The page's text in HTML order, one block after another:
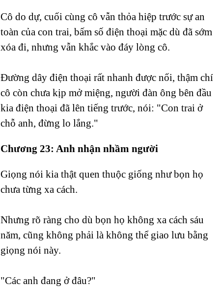
Cô do dự, cuối cùng cô vẫn thỏa hiệp trước sự an
toàn của con trai, bấm số điện thoại mặc dù đã sớm
xóa đi, nhưng vẫn khắc vào đáy lòng cô.
Đường dây điện thoại rất nhanh được nối, thậm chí
cô còn chưa kịp mở miệng, người đàn ông bên đầu
kia điện thoại đã lên tiếng trước, nói: "Con trai ở
chỗ anh, đừng lo lắng."
Chương 23: Anh nhận nhầm người
Giọng nói kia thật quen thuộc giống như bọn họ
chưa từng xa cách.
Nhưng rõ ràng cho dù bọn họ không xa cách sáu
năm, cũng không phải là không thể giao lưu bằng
giọng nói này.
"Các anh đang ở đâu?"